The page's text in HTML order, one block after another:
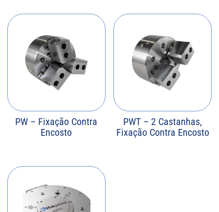
PW – Fixação Contra
Encosto
PWT – 2 Castanhas,
Fixação Contra Encosto